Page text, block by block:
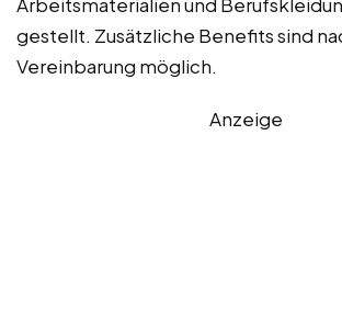
Arbeitsmaterialien und
gestellt. Zusätzliche Benefits sind
Vereinbarung möglich.
Anzeige